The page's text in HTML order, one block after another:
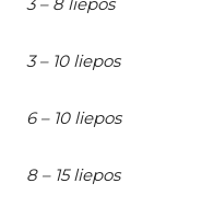
3 – 10 liepos
6 – 10 liepos
8 – 15 liepos